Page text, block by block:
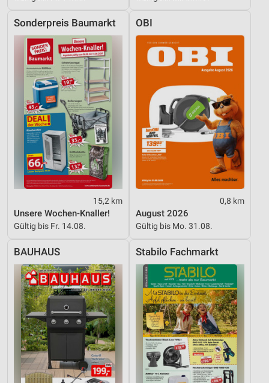
Sonderpreis Baumarkt
15,2 km
Unsere Wochen-Knaller!
Gültig bis Fr. 14.08.
OBI
0,8 km
August 2026
Gültig bis Mo. 31.08.
BAUHAUS Stabilo Fachmarkt